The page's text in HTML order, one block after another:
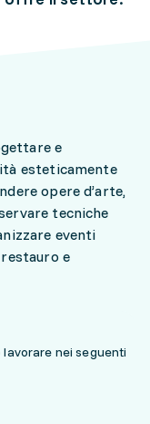
e
esteticamente
opere d’arte,
tecniche
eventi
e
lavorare nei seguenti